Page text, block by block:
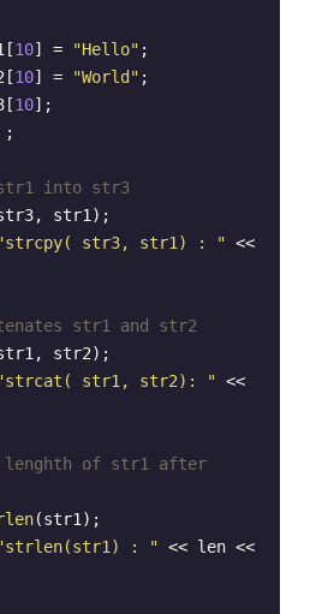
10] = "Hello" ;
10] = "World" ;
10];
into str3
str1);
str3, str1) : " <<
str1 and str2
str2);
str1, str2): " <<
of str1 after
(str1);
: "